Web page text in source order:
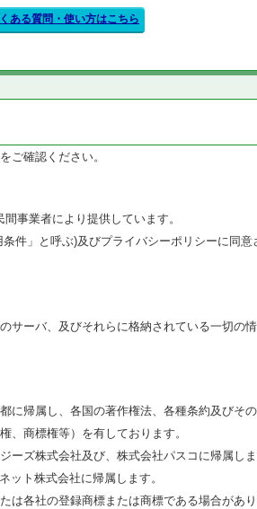
ある質問・使い方はこちら
ご確認ください。
事業者により提供しています。
件」と呼ぶ)及びプライバシーポリシーに同
ーバ、及びそれらに格納されている一切の
帰属し、各国の著作権法、各種条約及びそ
、商標権等）を有しております。
ズ株式会社及び、株式会社パスコに帰属しま
ット株式会社に帰属します。
は各社の登録商標または商標である場合があ